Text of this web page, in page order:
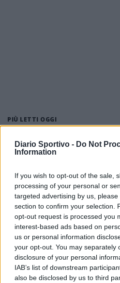
Diario Sportivo - Do Not
Information
If you wish to opt-out of the sale,
processing of your personal or
targeted advertising by us,
section to confirm your selection.
opt-out request is processed you
interest-based ads based on
us or personal information
your opt-out. You may separately
disclosure of your personal
IAB’s list of downstream
also be disclosed by us to third
PIÙ LETTI OGGI
Amichevole
Il Latte Dolce
Mascia,
gli altri acquisti
8 Ago 2026
Il Monastir
Aloia, il primo
7 Ago 2026